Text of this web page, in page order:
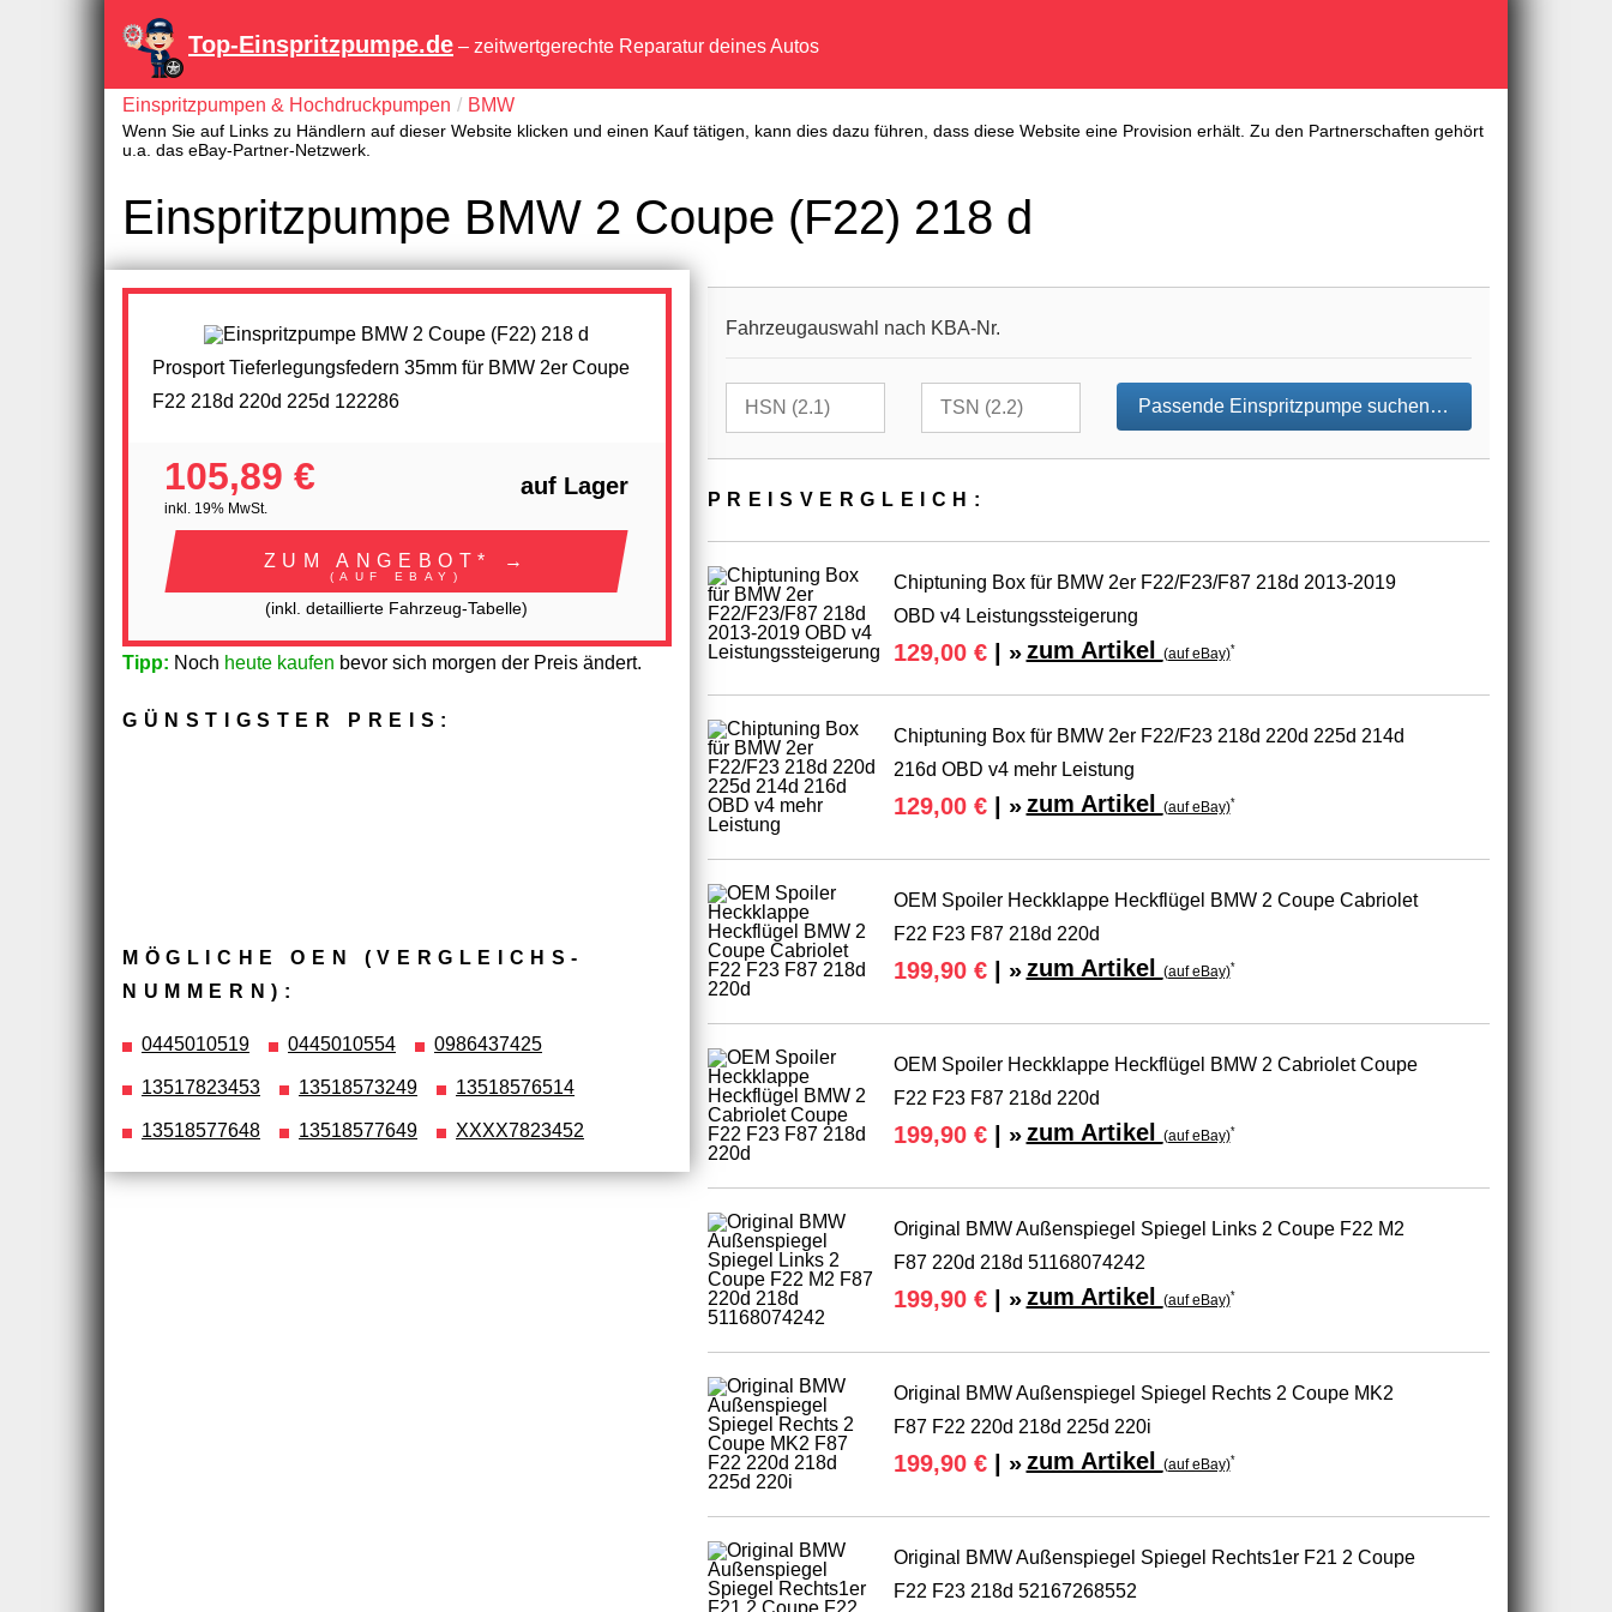
Top-Einspritzpumpe.de – zeitwertgerechte Reparatur deines Autos
Einspritzpumpen & Hochdruckpumpen BMW
Wenn Sie auf Links zu Händlern auf dieser Website klicken und einen Kauf tätigen, kann dies dazu führen, dass diese Website eine Provision erhält. Zu den Partnerschaften gehört
u.a. das eBay-Partner-Netzwerk.
Einspritzpumpe BMW 2 Coupe (F22) 218 d
Prosport Tieferlegungsfedern 35mm für BMW 2er Coupe
F22 218d 220d 225d 122286
105,89 €
inkl. 19% MwSt.
auf Lager
ZUM ANGEBOT* →
(AUF EBAY)
(inkl. detaillierte Fahrzeug-Tabelle)
Tipp: Noch heute kaufen bevor sich morgen der Preis ändert.
GÜNSTIGSTER PREIS:
MÖGLICHE OEN (VERGLEICHS­
NUMMERN):
0445010519 0445010554 0986437425
13517823453 13518573249 13518576514
13518577648 13518577649 XXXX7823452
Fahrzeugauswahl nach KBA-Nr.
Passende Einspritzpumpe suchen…
PREIS­VER­GLEICH:
Chiptuning Box für BMW 2er F22/F23/F87 218d 2013-2019
OBD v4 Leistungssteigerung
129,00 €| » zum Artikel (auf eBay)*
Chiptuning Box für BMW 2er F22/F23 218d 220d 225d 214d
216d OBD v4 mehr Leistung
129,00 €| » zum Artikel (auf eBay)*
OEM Spoiler Heckklappe Heckflügel BMW 2 Coupe Cabriolet
F22 F23 F87 218d 220d
199,90 €| » zum Artikel (auf eBay)*
OEM Spoiler Heckklappe Heckflügel BMW 2 Cabriolet Coupe
F22 F23 F87 218d 220d
199,90 €| » zum Artikel (auf eBay)*
Original BMW Außenspiegel Spiegel Links 2 Coupe F22 M2
F87 220d 218d 51168074242
199,90 €| » zum Artikel (auf eBay)*
Original BMW Außenspiegel Spiegel Rechts 2 Coupe MK2
F87 F22 220d 218d 225d 220i
199,90 €| » zum Artikel (auf eBay)*
Original BMW Außenspiegel Spiegel Rechts1er F21 2 Coupe
F22 F23 218d 52167268552